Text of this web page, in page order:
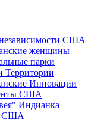
США
женщины
парки
Территории
Инновации
США
Индианка
США